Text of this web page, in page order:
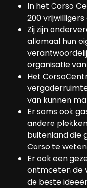
In het Corso
200 vrijwilligers
Zij zijn
allemaal hun
organisatie
Het
van kunnen
Er soms ook
andere
buitenland die
Corso te
Er ook een
ontmoeten de
de beste